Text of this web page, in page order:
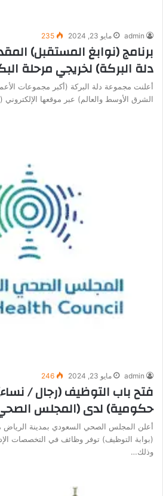
admin مايو 23, 2024 235
برنامج (نوابغ المستقبل)
دلة البركة) لخريجي مرحلة
أعلنت مجموعة دلة البركة (أكبر مجموعات
الشرق الأوسط والعالم) عبر موقعها
admin مايو 23, 2024 246
فتح باب التوظيف (رجال /
حكومية) لدى (المجلس
أعلن المجلس الصحي السعودي بمدينة الرياض
(بوابة التوظيف) توفر وظائف في التخصصات
وذلك…